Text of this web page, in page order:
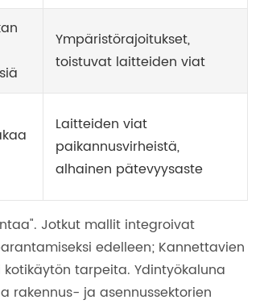
Ympäristörajoitukset,
toistuvat laitteiden viat
Laitteiden viat
paikannusvirheistä,
alhainen pätevyysaste
Jotkut mallit integroivat
edelleen; Kannettavien
tarpeita. Ydintyökaluna
rakennus- ja asennussektorien